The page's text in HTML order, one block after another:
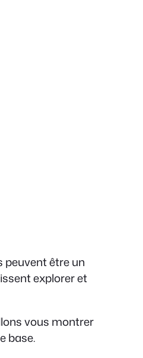
peuvent être un
explorer et
vous montrer
base.